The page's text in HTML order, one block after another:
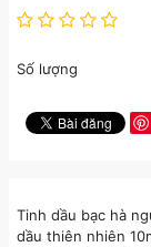
Số lượng
Tinh dầu bạc hà
dầu thiên nhiên